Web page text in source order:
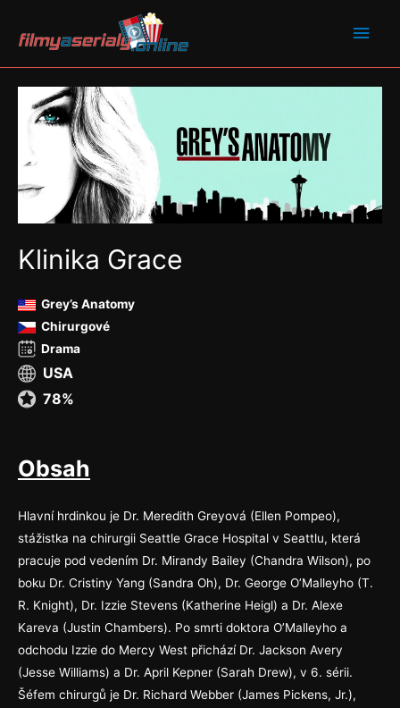
Klinika Grace
Grey’s Anatomy
Chirurgové
Drama
USA
78%
Obsah
Hlavní hrdinkou je Dr. Meredith Greyová (Ellen Pompeo),
stážistka na chirurgii Seattle Grace Hospital v Seattlu, která
pracuje pod vedením Dr. Mirandy Bailey (Chandra Wilson), po
boku Dr. Cristiny Yang (Sandra Oh), Dr. George O’Malleyho (T.
R. Knight), Dr. Izzie Stevens (Katherine Heigl) a Dr. Alexe
Kareva (Justin Chambers). Po smrti doktora O’Malleyho a
odchodu Izzie do Mercy West přichází Dr. Jackson Avery
(Jesse Williams) a Dr. April Kepner (Sarah Drew), v 6. sérii.
Šéfem chirurgů je Dr. Richard Webber (James Pickens, Jr.),